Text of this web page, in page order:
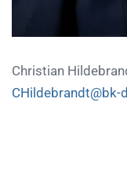
Christian
CHildebrandt@bk-